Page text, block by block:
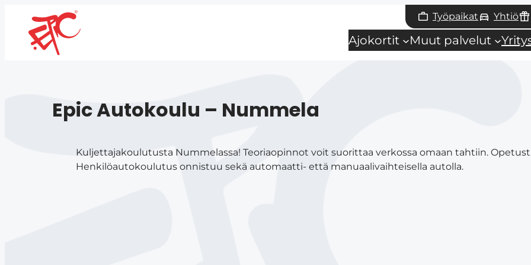
Työpaikat Yhtiö
Ajokortit Muut palvelut
Epic Autokoulu – Nummela
Kuljettajakoulutusta Nummelassa! Teoriaopinnot voit suorittaa verkossa omaan tahtiin.
Henkilöautokoulutus onnistuu sekä automaatti- että manuaalivaihteisella autolla.